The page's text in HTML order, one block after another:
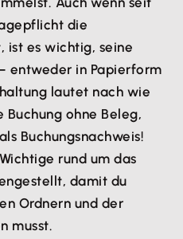
die
ist es wichtig, seine
entweder in Papierform
lautet nach wie
Buchung ohne Beleg,
Buchungsnachweis!
rund um das
damit du
Ordnern und der
musst.